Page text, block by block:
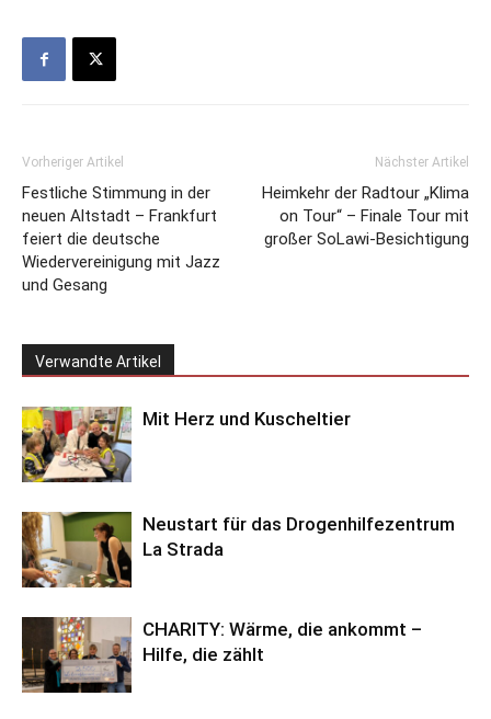
Vorheriger Artikel
Festliche Stimmung in der
neuen Altstadt – Frankfurt
feiert die deutsche
Wiedervereinigung mit Jazz
und Gesang
Nächster Artikel
Heimkehr der Radtour „Klima
on Tour“ – Finale Tour mit
großer SoLawi-Besichtigung
Verwandte Artikel
Mit Herz und Kuscheltier
Neustart für das Drogenhilfezentrum
La Strada
CHARITY: Wärme, die ankommt –
Hilfe, die zählt